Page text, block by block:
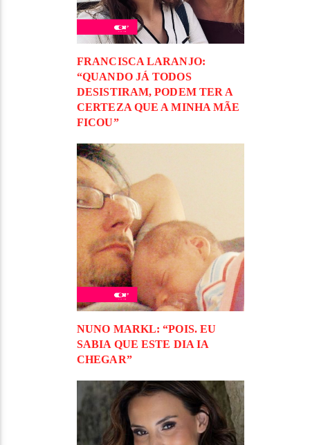
FRANCISCA LARANJO:
“QUANDO JÁ TODOS
DESISTIRAM, PODEM TER A
CERTEZA QUE A MINHA MÃE
FICOU”
NUNO MARKL: “POIS. EU
SABIA QUE ESTE DIA IA
CHEGAR”